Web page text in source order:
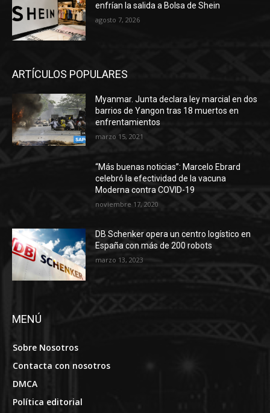
enfrían la salida a Bolsa de Shein
agosto 7, 2026
ARTÍCULOS POPULARES
Myanmar. Junta declara ley marcial en dos
barrios de Yangon tras 18 muertos en
enfrentamientos
marzo 15, 2021
“Más buenas noticias”: Marcelo Ebrard
celebró la efectividad de la vacuna
Moderna contra COVID-19
noviembre 17, 2020
DB Schenker opera un centro logístico en
España con más de 200 robots
marzo 13, 2023
MENÚ
Sobre Nosotros
Contacta con nosotros
DMCA
Política editorial